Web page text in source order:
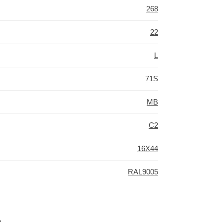
268
22
L
71S
MB
C2
16X44
RAL9005